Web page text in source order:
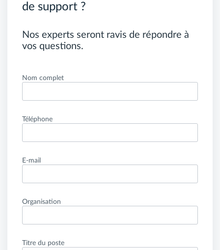
de support ?
Nos experts seront ravis de répondre à
vos questions.
Nom complet
Téléphone
E-mail
Organisation
Titre du poste